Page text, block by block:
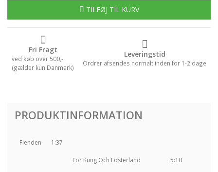
TILFØJ TIL KURV
Fri Fragt
ved køb over 500,-
(gælder kun Danmark)
Leveringstid
Ordrer afsendes normalt inden for 1-2 dage
PRODUKTINFORMATION
Fienden 1:37
För Kung Och Fosterland 5:10